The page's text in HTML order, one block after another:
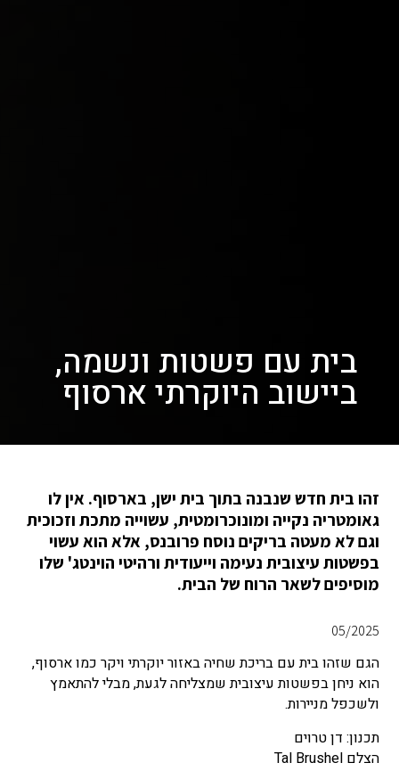
בית עם פשטות ונשמה,
ביישוב היוקרתי ארסוף
זהו בית חדש שנבנה בתוך בית ישן, בארסוף. אין לו
גאומטריה נקייה ומונוכרומטית, עשוייה מתכת וזכוכית
וגם לא מעטה בריקים נוסח פרובנס, אלא הוא עשוי
בפשטות עיצובית נעימה וייעודית ורהיטי הוינטג' שלו
מוסיפים לשאר הרוח של הבית.
05/2025
הגם שזהו בית עם בריכת שחיה באזור יוקרתי ויקר כמו ארסוף,
הוא ניחן בפשטות עיצובית שמצליחה לגעת, מבלי להתאמץ
ולשכפל מניירות.
תכנון: דן טרוים
הצלם Tal Brushel